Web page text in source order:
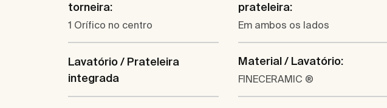
torneira:
1 Orífico no centro
prateleira:
Em ambos os lados
Lavatório / Prateleira
integrada
Material / Lavatório:
FINECERAMIC ®